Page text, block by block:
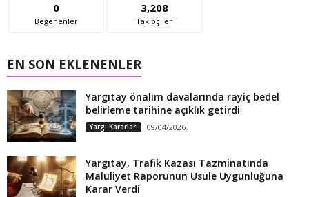
0
Beğenenler
3,208
Takipçiler
EN SON EKLENENLER
Yargıtay önalım davalarında rayiç bedel
belirleme tarihine açıklık getirdi
Yargı Kararları 09/04/2026
Yargıtay, Trafik Kazası Tazminatında
Maluliyet Raporunun Usule Uygunluğuna
Karar Verdi